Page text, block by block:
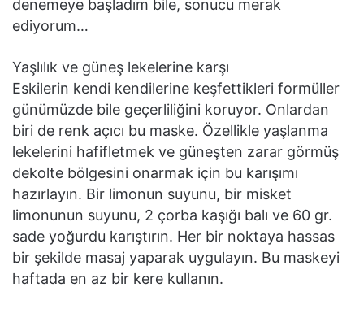
denemeye başladım bile, sonucu merak
ediyorum…
Yaşlılık ve güneş lekelerine karşı
Eskilerin kendi kendilerine keşfettikleri formüller
günümüzde bile geçerliliğini koruyor. Onlardan
biri de renk açıcı bu maske. Özellikle yaşlanma
lekelerini hafifletmek ve güneşten zarar görmüş
dekolte bölgesini onarmak için bu karışımı
hazırlayın. Bir limonun suyunu, bir misket
limonunun suyunu, 2 çorba kaşığı balı ve 60 gr.
sade yoğurdu karıştırın. Her bir noktaya hassas
bir şekilde masaj yaparak uygulayın. Bu maskeyi
haftada en az bir kere kullanın.